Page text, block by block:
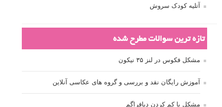
آتلیه کودک سروش
تازه ترین سوالات مطرح شده
مشکل فکوس در لنز ۳۵ نیکون
آموزش رایگان نقد و بررسی و گروه های عکاسی آنلاین
مشکل با کم کردن دیافراگم